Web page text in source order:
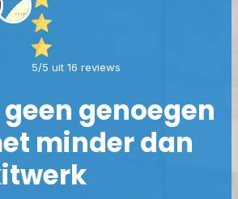
5/5 uit 16 reviews
genoegen
minder dan